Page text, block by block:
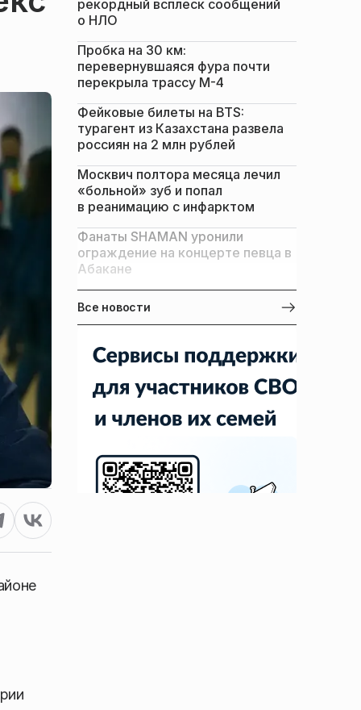
рекордный всплеск сообщений
о НЛО
Пробка на 30 км:
перевернувшаяся фура почти
перекрыла трассу М-4
Фейковые билеты на BTS:
турагент из Казахстана развела
россиян на 2 млн рублей
Москвич полтора месяца лечил
«больной» зуб и попал
в реанимацию с инфарктом
Фанаты SHAMAN уронили
ограждение на концерте певца в
Абакане
Все новости